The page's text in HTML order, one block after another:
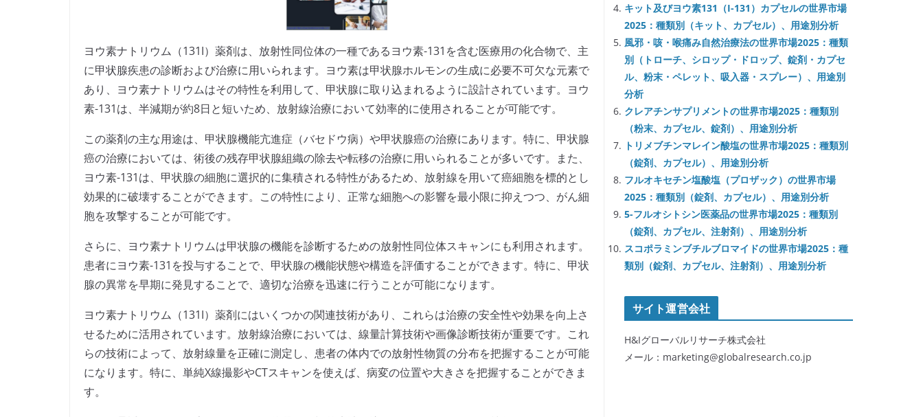
ヨウ素ナトリウム（131I）薬剤は、放射性同位体の一種であるヨウ素-131を含む医療用の化合物で、主
に甲状腺疾患の診断および治療に用いられます。ヨウ素は甲状腺ホルモンの生成に必要不可欠な元素で
あり、ヨウ素ナトリウムはその特性を利用して、甲状腺に取り込まれるように設計されています。ヨウ
素-131は、半減期が約8日と短いため、放射線治療において効率的に使用されることが可能です。
この薬剤の主な用途は、甲状腺機能亢進症（バセドウ病）や甲状腺癌の治療にあります。特に、甲状腺
癌の治療においては、術後の残存甲状腺組織の除去や転移の治療に用いられることが多いです。また、
ヨウ素-131は、甲状腺の細胞に選択的に集積される特性があるため、放射線を用いて癌細胞を標的とし
効果的に破壊することができます。この特性により、正常な細胞への影響を最小限に抑えつつ、がん細
胞を攻撃することが可能です。
さらに、ヨウ素ナトリウムは甲状腺の機能を診断するための放射性同位体スキャンにも利用されます。
患者にヨウ素-131を投与することで、甲状腺の機能状態や構造を評価することができます。特に、甲状
腺の異常を早期に発見することで、適切な治療を迅速に行うことが可能になります。
ヨウ素ナトリウム（131I）薬剤にはいくつかの関連技術があり、これらは治療の安全性や効果を向上さ
せるために活用されています。放射線治療においては、線量計算技術や画像診断技術が重要です。これ
らの技術によって、放射線量を正確に測定し、患者の体内での放射性物質の分布を把握することが可能
になります。特に、単純X線撮影やCTスキャンを使えば、病変の位置や大きさを把握することができま
す。
キット及びヨウ素131（I-131）カプセルの世界市場
2025：種類別（キット、カプセル）、用途別分析
風邪・咳・喉痛み自然治療法の世界市場2025：種類
別（トローチ、シロップ・ドロップ、錠剤・カプセ
ル、粉末・ペレット、吸入器・スプレー）、用途別
分析
クレアチンサプリメントの世界市場2025：種類別
（粉末、カプセル、錠剤）、用途別分析
トリメブチンマレイン酸塩の世界市場2025：種類別
（錠剤、カプセル）、用途別分析
フルオキセチン塩酸塩（プロザック）の世界市場
2025：種類別（錠剤、カプセル）、用途別分析
5-フルオシトシン医薬品の世界市場2025：種類別
（錠剤、カプセル、注射剤）、用途別分析
スコポラミンブチルブロマイドの世界市場2025：種
類別（錠剤、カプセル、注射剤）、用途別分析
サイト運営会社
H&Iグローバルリサーチ株式会社
メール：marketing@globalresearch.co.jp